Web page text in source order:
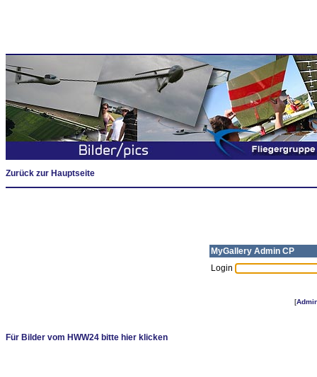
Zurück zur Hauptseite
MyGallery Admin CP
Login
[
Für Bilder vom HWW24 bitte hier klicken